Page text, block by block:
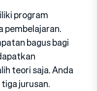
program
pembelajaran.
bagus bagi
teori saja. Anda
jurusan.